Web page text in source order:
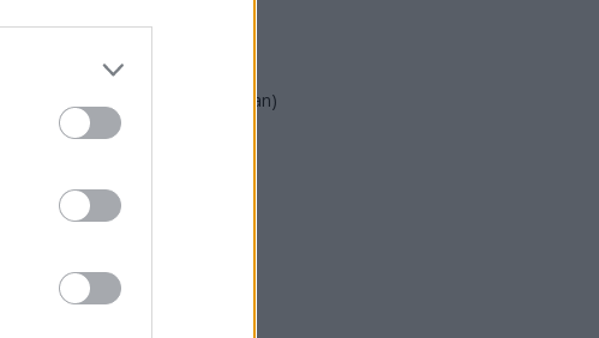
UDMR
PMP (Tomac)
Forța Dreptei (L. Orban)
PNȚMM
SENS
POT (Gavrilă)